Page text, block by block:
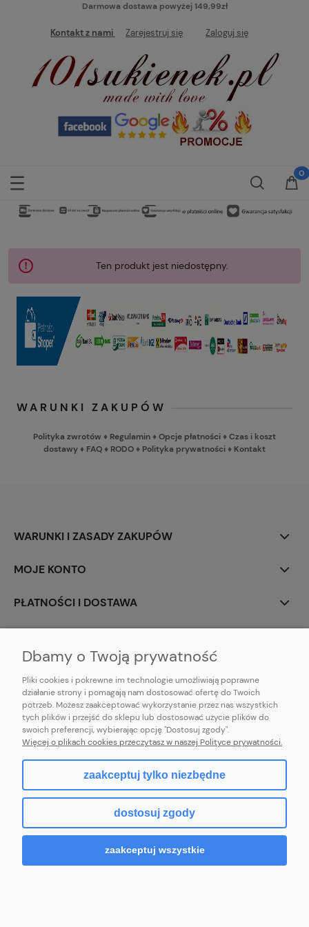
Darmowa dostawa powyżej 149,99zł
Kontakt z nami Zarejestruj się Zaloguj się
Ten produkt jest niedostępny.
WARUNKI ZAKUPÓW
Polityka zwrotów ♦ Regulamin♦Opcje płatności♦Czas i koszt
dostawy♦ FAQ♦ RODO♦ Polityka prywatności♦ Kontakt
WARUNKI I ZASADY ZAKUPÓW
MOJE KONTO
PŁATNOŚCI I DOSTAWA
E-mail:pl101sukienek@gmail.com
101sukienek.pl
ul. Piotrkowska 317/11, Łódź 93-035, woj. łódzkie
pokaż pełną wersję strony
Sklep internetowy Shoper.pl
Dbamy o Twoją prywatność
Pliki cookies i pokrewne im technologie umożliwiają poprawne
działanie strony i pomagają nam dostosować ofertę do Twoich
potrzeb. Możesz zaakceptować wykorzystanie przez nas wszystkich
tych plików i przejść do sklepu lub dostosować użycie plików do
swoich preferencji, wybierając opcję "Dostosuj zgody".
Więcej o plikach cookies przeczytasz w naszej Polityce prywatności.
zaakceptuj tylko niezbędne
dostosuj zgody
zaakceptuj wszystkie